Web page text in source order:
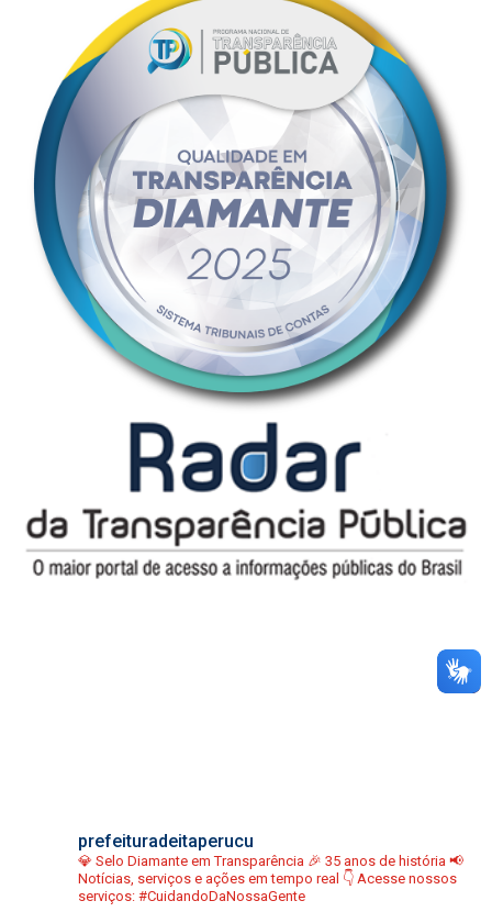
prefeituradeitaperucu
💎 Selo Diamante em Transparência 🎉 35 anos de história 📢
Notícias, serviços e ações em tempo real 👇 Acesse nossos
serviços: #CuidandoDaNossaGente